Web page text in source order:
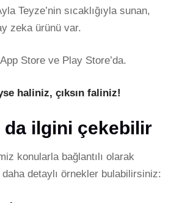
Teyze’nin sıcaklığıyla sunan,
zeka ürünü var.
Store ve Play Store’da.
haliniz, çıksın faliniz!
da ilgini çekebilir
konularla bağlantılı olarak
detaylı örnekler bulabilirsiniz: